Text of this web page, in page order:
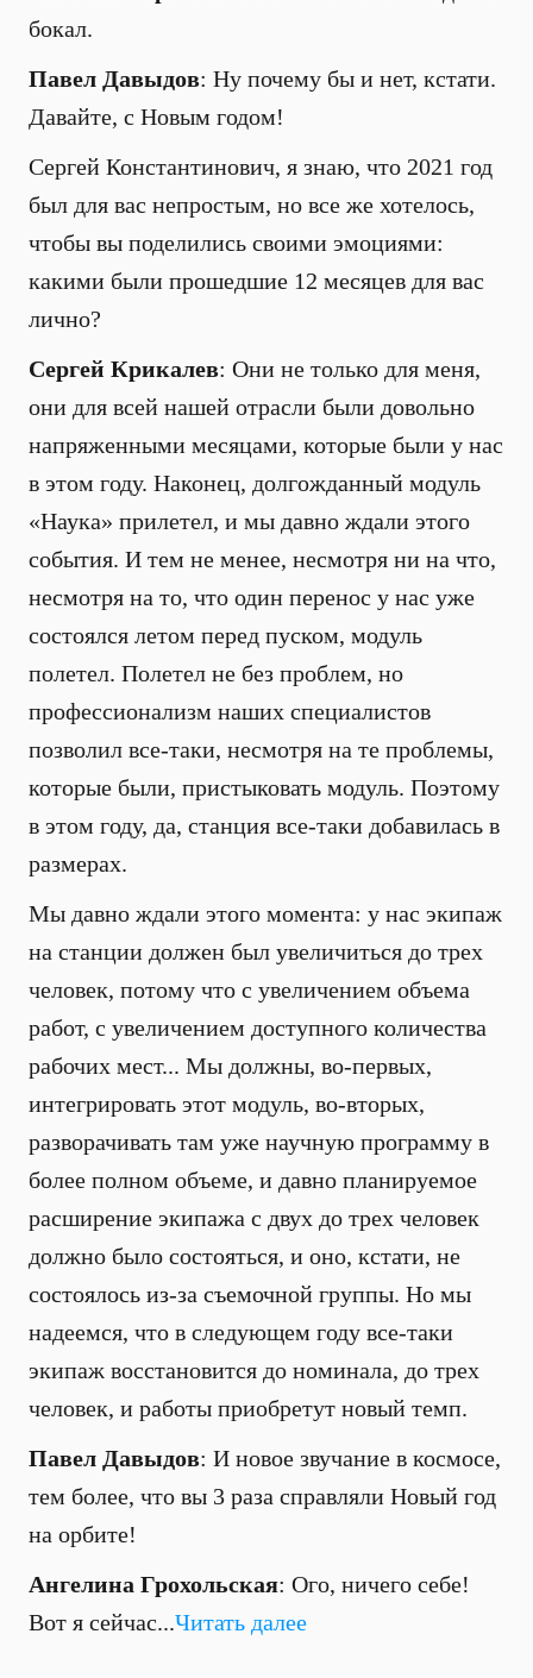
бокал.
Павел Давыдов: Ну почему бы и нет, кстати.
Давайте, с Новым годом!
Сергей Константинович, я знаю, что 2021 год
был для вас непростым, но все же хотелось,
чтобы вы поделились своими эмоциями:
какими были прошедшие 12 месяцев для вас
лично?
Сергей Крикалев: Они не только для меня,
они для всей нашей отрасли были довольно
напряженными месяцами, которые были у нас
в этом году. Наконец, долгожданный модуль
«Наука» прилетел, и мы давно ждали этого
события. И тем не менее, несмотря ни на что,
несмотря на то, что один перенос у нас уже
состоялся летом перед пуском, модуль
полетел. Полетел не без проблем, но
профессионализм наших специалистов
позволил все-таки, несмотря на те проблемы,
которые были, пристыковать модуль. Поэтому
в этом году, да, станция все-таки добавилась в
размерах.
Мы давно ждали этого момента: у нас экипаж
на станции должен был увеличиться до трех
человек, потому что с увеличением объема
работ, с увеличением доступного количества
рабочих мест... Мы должны, во-первых,
интегрировать этот модуль, во-вторых,
разворачивать там уже научную программу в
более полном объеме, и давно планируемое
расширение экипажа с двух до трех человек
должно было состояться, и оно, кстати, не
состоялось из-за съемочной группы. Но мы
надеемся, что в следующем году все-таки
экипаж восстановится до номинала, до трех
человек, и работы приобретут новый темп.
Павел Давыдов: И новое звучание в космосе,
тем более, что вы 3 раза справляли Новый год
на орбите!
Ангелина Грохольская: Ого, ничего себе!
Вот я сейчас...Читать далее